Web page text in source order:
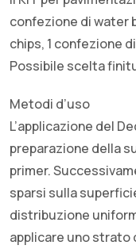
confezione di water
chips, 1 confezione
Possibile scelta
Metodi d’uso
L’applicazione del
preparazione della
primer.
sparsi sulla
distribuzione
applicare uno strato